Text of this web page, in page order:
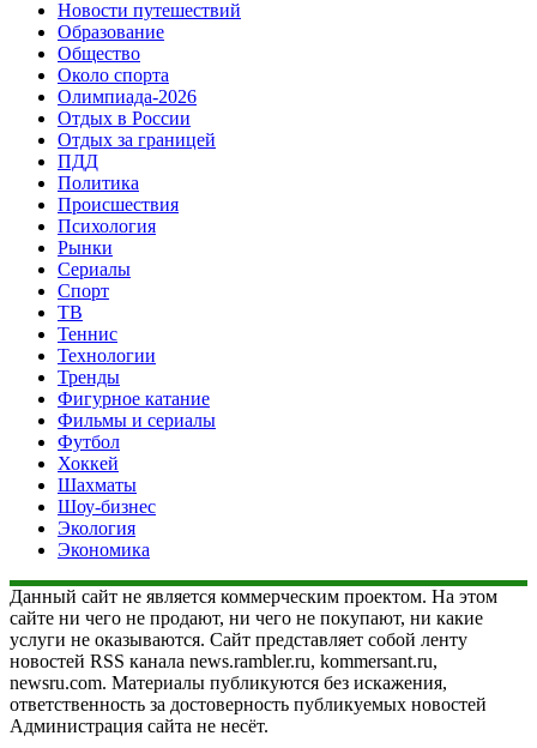
Новости путешествий
Образование
Общество
Около спорта
Олимпиада-2026
Отдых в России
Отдых за границей
ПДД
Политика
Происшествия
Психология
Рынки
Сериалы
Спорт
ТВ
Теннис
Технологии
Тренды
Фигурное катание
Фильмы и сериалы
Футбол
Хоккей
Шахматы
Шоу-бизнес
Экология
Экономика
Данный сайт не является коммерческим проектом. На этом
сайте ни чего не продают, ни чего не покупают, ни какие
услуги не оказываются. Сайт представляет собой ленту
новостей RSS канала news.rambler.ru, kommersant.ru,
newsru.com. Материалы публикуются без искажения,
ответственность за достоверность публикуемых новостей
Администрация сайта не несёт.